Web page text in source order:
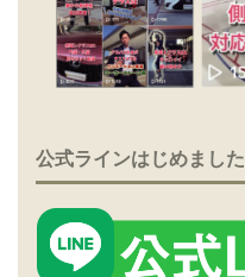
公式ラインはじめました